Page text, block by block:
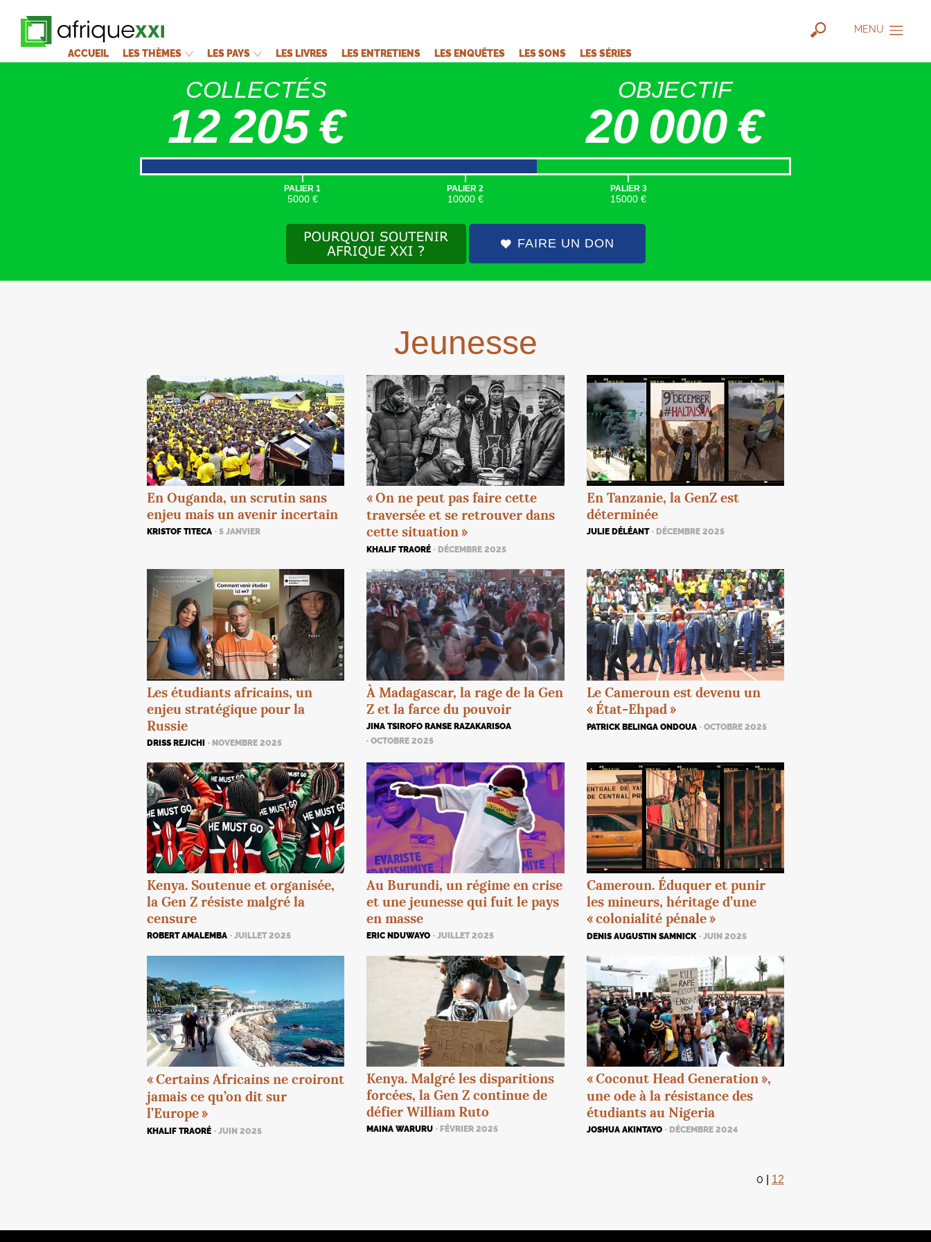
MENU
ACCUEIL LES THÈMES LES PAYS LES LIVRES LES ENTRETIENS LES ENQUÊTES LES SONS LES SÉRIES
COLLECTÉS
12 205 €
OBJECTIF
20 000 €
|
PALIER 1
5000 €
|
PALIER 2
10000 €
|
PALIER 3
15000 €
FAIRE UN DON
Jeunesse
En Ouganda, un scrutin sans
enjeu mais un avenir incertain
KRISTOF TITECA · 5 JANVIER
«On ne peut pas faire cette
traversée et se retrouver dans
cette situation »
KHALIF TRAORÉ · DÉCEMBRE 2025
En Tanzanie, la GenZ est
déterminée
JULIE DÉLÉANT · DÉCEMBRE 2025
Les étudiants africains, un
enjeu stratégique pour la
Russie
DRISS REJICHI · NOVEMBRE 2025
À Madagascar, la rage de la Gen
Z et la farce du pouvoir
JINA TSIROFO RANSE RAZAKARISOA
· OCTOBRE 2025
Le Cameroun est devenu un
« État-Ehpad »
PATRICK BELINGA ONDOUA · OCTOBRE 2025
Kenya. Soutenue et organisée,
la Gen Z résiste malgré la
censure
ROBERT AMALEMBA · JUILLET 2025
Au Burundi, un régime en crise
et une jeunesse qui fuit le pays
en masse
ERIC NDUWAYO · JUILLET 2025
Cameroun. Éduquer et punir
les mineurs, héritage d’une
«colonialité pénale »
DENIS AUGUSTIN SAMNICK · JUIN 2025
«Certains Africains ne croiront
jamais ce qu’on dit sur
l’Europe »
KHALIF TRAORÉ · JUIN 2025
Kenya. Malgré les disparitions
forcées, la Gen Z continue de
défier William Ruto
MAINA WARURU · FÉVRIER 2025
«Coconut Head Generation »,
une ode à la résistance des
étudiants au Nigeria
JOSHUA AKINTAYO · DÉCEMBRE 2024
0 12